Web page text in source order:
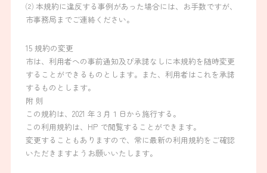
⑵ 本規約に違反する事例があった場合には、お手数ですが、
市事務局までご連絡ください。
15 規約の変更
市は、利用者への事前通知及び承諾なしに本規約を随時変更
することができるものとします。また、利用者はこれを承諾
するものとします。
附 則
この規約は、2021 年３月１日から施行する。
この利用規約は、HP で閲覧することができます。
変更することもありますので、常に最新の利用規約をご確認
いただきますようお願いいたします。